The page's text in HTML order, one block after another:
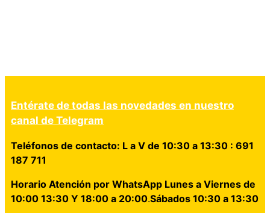
Entérate de todas las novedades en nuestro
canal de Telegram
Teléfonos de contacto: L a V de 10:30 a 13:30 : 691
187 711
Horario Atención por WhatsApp Lunes a Viernes de
10:00 13:30 Y 18:00 a 20:00.Sábados 10:30 a 13:30